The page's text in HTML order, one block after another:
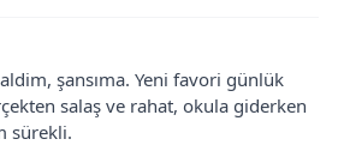
şansıma. Yeni favori günlük
salaş ve rahat, okula giderken
sürekli.